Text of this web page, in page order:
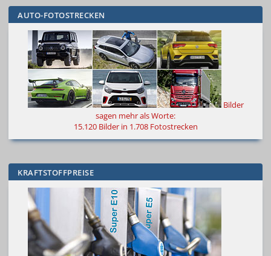
AUTO-FOTOSTRECKEN
Bilder
sagen mehr als Worte:
15.120 Bilder in 1.708 Fotostrecken
KRAFTSTOFFPREISE